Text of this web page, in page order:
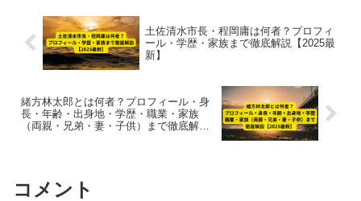
土佐清水市長・程岡庸は何者？プロフィ
ール・学歴・家族まで徹底解説【2025最
新】
緒方林太郎とは何者？プロフィール・身
長・年齢・出身地・学歴・職業・家族
（両親・兄弟・妻・子供）まで徹底解説
コメント